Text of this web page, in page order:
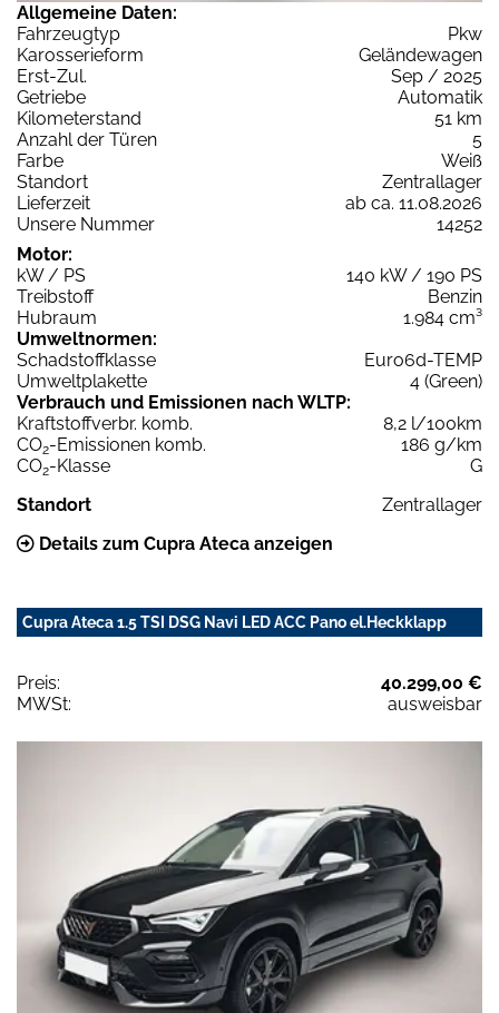
Allgemeine Daten:
Fahrzeugtyp
Pkw
Karosserieform
Geländewagen
Erst-Zul.
Sep / 2025
Getriebe
Automatik
Kilometerstand
51 km
Anzahl der Türen
5
Farbe
Weiß
Standort
Zentrallager
Lieferzeit
ab ca. 11.08.2026
Unsere Nummer
14252
Motor:
kW / PS
140 kW / 190 PS
Treibstoff
Benzin
Hubraum
1.984 cm³
Umweltnormen:
Schadstoffklasse
Euro6d-TEMP
Umweltplakette
4 (Green)
Verbrauch und Emissionen nach WLTP:
Kraftstoffverbr. komb.
8,2 l/100km
CO2-Emissionen komb.
186 g/km
CO2-Klasse
G
Standort
Zentrallager
Details zum Cupra Ateca anzeigen
Cupra Ateca 1.5 TSI DSG Navi LED ACC Pano el.Heckklapp
Preis:
40.299,00 €
MWSt:
ausweisbar